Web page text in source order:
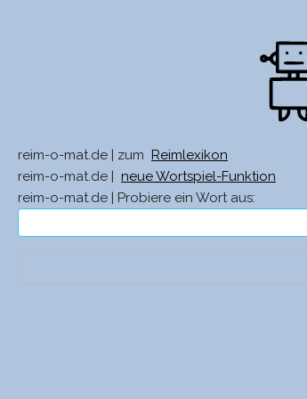
reim-o-mat.de | zum
Reimlexikon
reim-o-mat.de |
neue Wortspiel-Funktion
reim-o-mat.de | Probiere ein Wort aus: